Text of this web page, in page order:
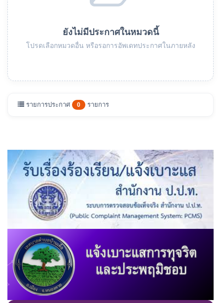
ยังไม่มีประกาศในหมวดนี้
โปรดเลือกหมวดอื่น หรือรอการอัพเดทประกาศในภายหลัง
รายการประกาศ 0 รายการ